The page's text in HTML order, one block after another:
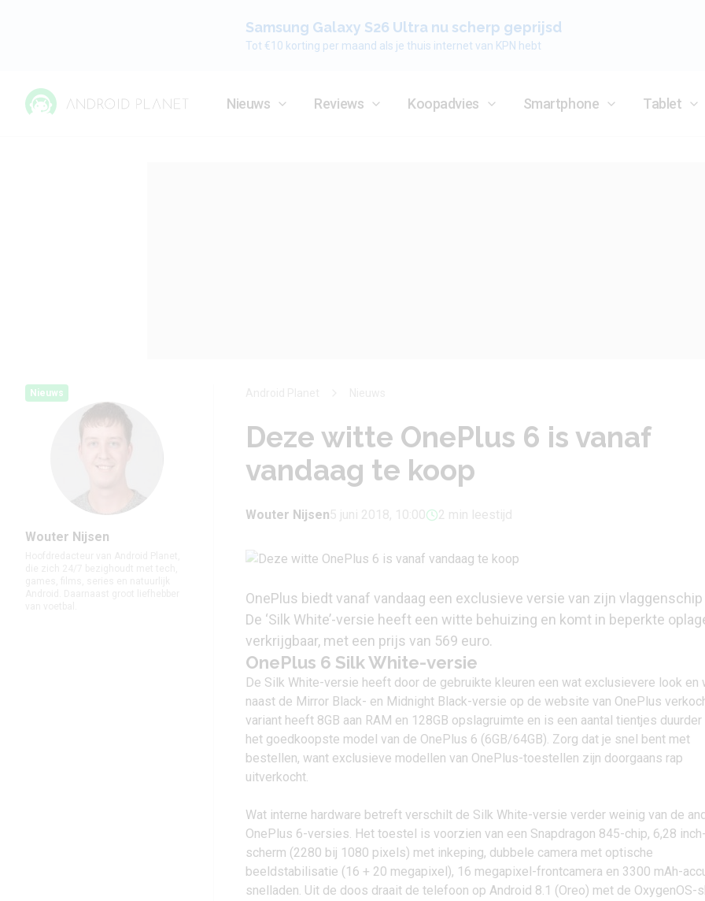
Samsung Galaxy S26 Ultra nu scherp geprijsd
Tot €10 korting per maand als je thuis internet van KPN hebt
Nieuws Reviews Koopadvies Smartphone Tablet
Nieuws
Wouter Nijsen
Deze witte OnePlus 6 is vanaf
vandaag te koop
Wouter Nijsen5 juni 2018, 10:00 2 min leestijd
OnePlus biedt vanaf vandaag een exclusieve versie van zijn vlaggenschip
De ‘Silk White’-versie heeft een witte behuizing en komt in beperkte
verkrijgbaar, met een prijs van 569 euro.
OnePlus 6 Silk White-versie
De Silk White-versie heeft door de gebruikte kleuren een wat exclusievere look en
naast de Mirror Black- en Midnight Black-versie op de website van OnePlus
variant heeft 8GB aan RAM en 128GB opslagruimte en is een aantal tientjes duurder
het goedkoopste model van de OnePlus 6 (6GB/64GB). Zorg dat je snel bent met
bestellen, want exclusieve modellen van OnePlus-toestellen zijn doorgaans rap
uitverkocht.
Wat interne hardware betreft verschilt de Silk White-versie verder weinig van de
OnePlus 6-versies. Het toestel is voorzien van een Snapdragon 845-chip, 6,28
scherm (2280 bij 1080 pixels) met inkeping, dubbele camera met optische
beeldstabilisatie (16 + 20 megapixel), 16 megapixel-frontcamera en 3300 mAh-
snelladen. Uit de doos draait de telefoon op Android 8.1 (Oreo) met de OxygenOS-